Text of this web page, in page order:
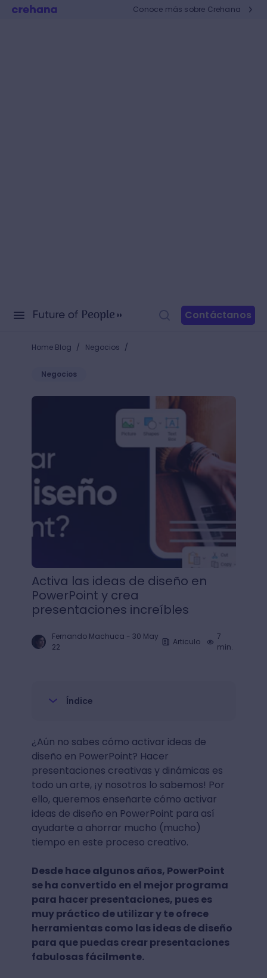
Conoce más sobre Crehana
Contáctanos
Home Blog / Negocios /
Negocios
Activa las ideas de diseño en PowerPoint y crea
Activa las ideas de diseño en
PowerPoint y crea
presentaciones increíbles
Fernando Machuca - 30 May
22
Articulo
7
min.
Índice
¿Aún no sabes cómo activar ideas de
diseño en PowerPoint? Hacer
presentaciones creativas y dinámicas es
todo un arte, ¡y nosotros lo sabemos! Por
ello, queremos enseñarte cómo activar
ideas de diseño en PowerPoint para así
ayudarte a ahorrar mucho (mucho)
tiempo en este proceso creativo.
Desde hace algunos años, PowerPoint
se ha convertido en el mejor programa
para hacer presentaciones, pues es
muy práctico de utilizar y te ofrece
herramientas como las ideas de diseño
para que puedas crear presentaciones
fabulosas fácilmente.